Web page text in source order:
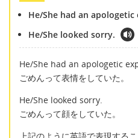
He/She had an
He/She looked sorry.
He/She had an apologetic
ごめんって表情をしていた。
He/She looked sorry.
ごめんって顔をしていた。